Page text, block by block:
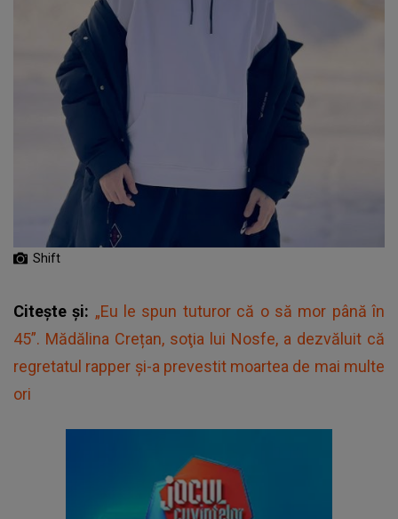
Shift
Citește și: „Eu le spun tuturor că o să mor până în
45”. Mădălina Crețan, soţia lui Nosfe, a dezvăluit că
regretatul rapper și-a prevestit moartea de mai multe
ori